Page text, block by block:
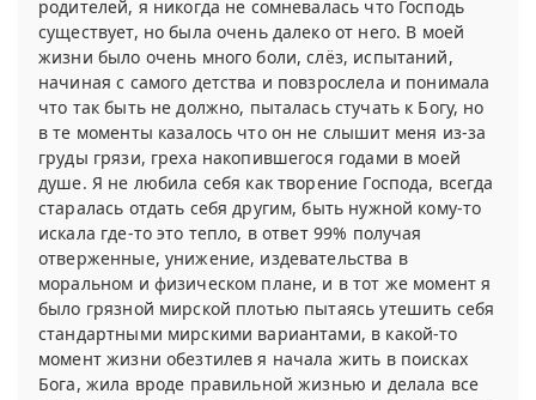
родителей, я никогда не сомневалась что Господь
существует, но была очень далеко от него. В моей
жизни было очень много боли, слёз, испытаний,
начиная с самого детства и повзрослела и понимала
что так быть не должно, пыталась стучать к Богу, но
в те моменты казалось что он не слышит меня из-за
груды грязи, греха накопившегося годами в моей
душе. Я не любила себя как творение Господа, всегда
старалась отдать себя другим, быть нужной кому-то
искала где-то это тепло, в ответ 99% получая
отверженные, унижение, издевательства в
моральном и физическом плане, и в тот же момент я
было грязной мирской плотью пытаясь утешить себя
стандартными мирскими вариантами, в какой-то
момент жизни обезтилев я начала жить в поисках
Бога, жила вроде правильной жизнью и делала все